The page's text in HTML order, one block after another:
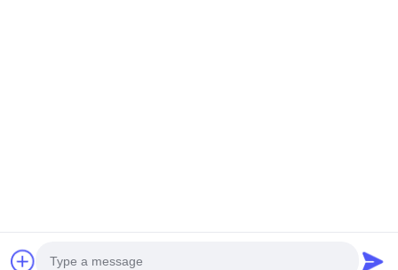
© 2026 Zhejiang GBS Energy Co., Ltd.. All Rights Reserved.